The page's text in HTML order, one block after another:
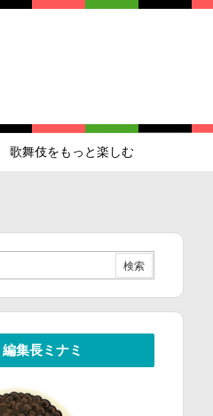
歌舞伎をもっと楽しむ
編集長ミナミ